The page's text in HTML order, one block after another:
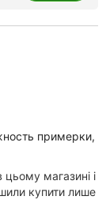
примерки,
магазині і
купити лише